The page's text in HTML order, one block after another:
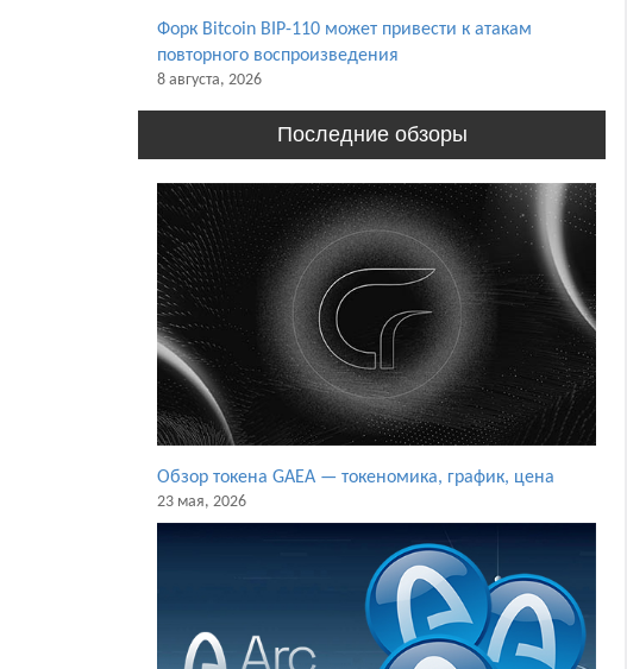
Форк Bitcoin BIP-110 может привести к атакам
повторного воспроизведения
8 августа, 2026
Последние обзоры
Обзор токена GAEA — токеномика, график, цена
23 мая, 2026